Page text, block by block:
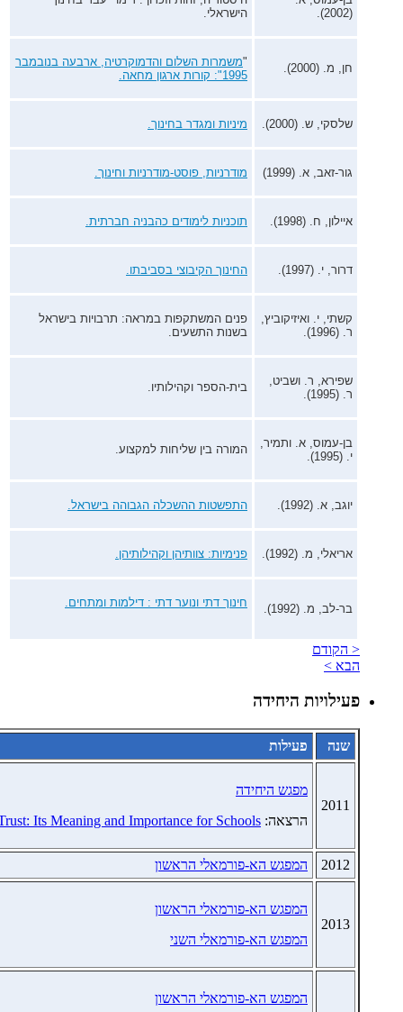
(2002).
הישראלי.
חן, מ. (2000). "משמרות השלום והדמוקרטיה, ארבעה בנובמבר
1995": קורות ארגון מחאה.
שלסקי, ש. (2000). מיניות ומגדר בחינוך.
גור-זאב, א. (1999) מודרניות, פוסט-מודרניות וחינוך.
איילון, ח. (1998). תוכניות לימודים כהבניה חברתית.
דרור, י. (1997). החינוך הקיבוצי בסביבתו.
קשתי, י. ואיזיקוביץ,
ר. (1996).
פנים המשתקפות במראה: תרבויות בישראל
בשנות התשעים.
שפירא, ר. ושביט,
ר. (1995).
בית-הספר וקהילותיו.
בן-עמוס, א. ותמיר,
י. (1995).
המורה בין שליחות למקצוע.
יוגב, א. (1992). התפשטות ההשכלה הגבוהה בישראל.
אריאלי, מ. (1992). פנימיות: צוותיהן וקהילותיהן.
בר-לב, מ. (1992). חינוך דתי ונוער דתי : דילמות ומתחים.
< הקודם
הבא >
פעילויות היחידה
שנה פעילות
2011
מפגש היחידה
הרצאה: Its Meaning and Importance for Schools
2012 המפגש הא-פורמאלי הראשון
2013
המפגש הא-פורמאלי הראשון
המפגש הא-פורמאלי השני
המפגש הא-פורמאלי הראשון